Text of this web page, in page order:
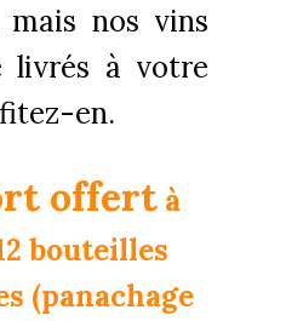
mais nos vins
livrés à votre
en.
offertà
bouteilles
(panachage